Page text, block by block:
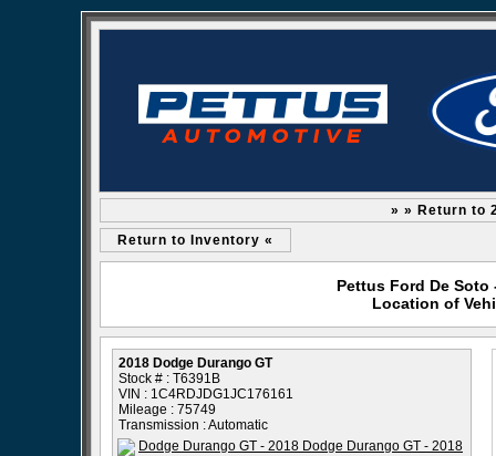
» » Return to
Return to Inventory «
Pettus Ford De Soto
Location of
2018 Dodge Durango GT
Stock # : T6391B
VIN : 1C4RDJDG1JC176161
Mileage : 75749
Transmission : Automatic